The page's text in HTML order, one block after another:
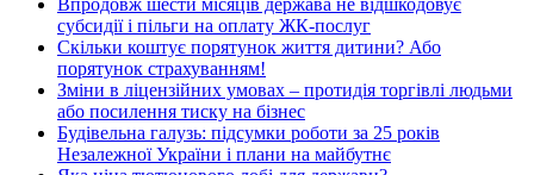
субсидії і пільги на оплату ЖК-послуг
Скільки коштує порятунок життя дитини? Або
порятунок страхуванням!
Зміни в ліцензійних умовах – протидія торгівлі людьми
або посилення тиску на бізнес
Будівельна галузь: підсумки роботи за 25 років
Незалежної України і плани на майбутнє